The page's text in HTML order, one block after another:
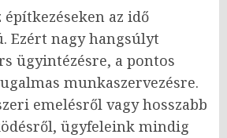
az idő
Ezért nagy hangsúlyt
ügyintézésre, a pontos
munkaszervezésre.
emelésről vagy hosszabb
ügyfeleink mindig